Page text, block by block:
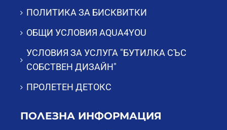
ПОЛИТИКА ЗА БИСКВИТКИ
ОБЩИ УСЛОВИЯ AQUA4YOU
УСЛОВИЯ ЗА УСЛУГА "БУТИЛКА СЪС
СОБСТВЕН ДИЗАЙН"
ПРОЛЕТЕН ДЕТОКС
ПОЛЕЗНА ИНФОРМАЦИЯ